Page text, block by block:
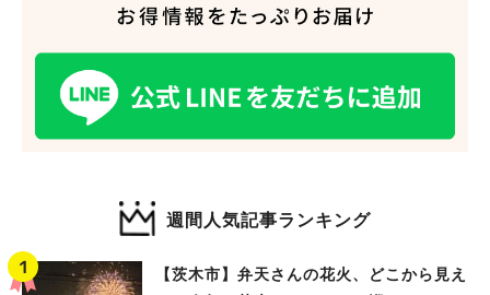
週間人気記事ランキング
【茨木市】弁天さんの花火、どこから見え